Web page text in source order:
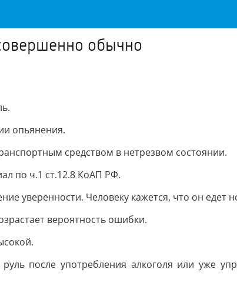
обычно
опьянения.
средством в нетрезвом состоянии.
по ч.1 ст.12.8 КоАП РФ.
уверенности. Человеку кажется, что он едет
вероятность ошибки.
после употребления алкоголя или уже